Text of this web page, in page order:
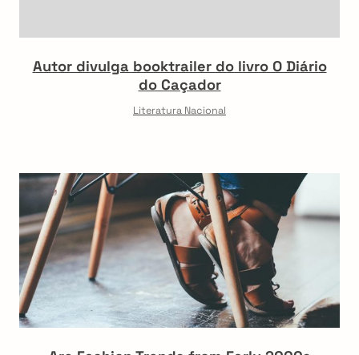
Autor divulga booktrailer do livro O Diário
do Caçador
Literatura Nacional